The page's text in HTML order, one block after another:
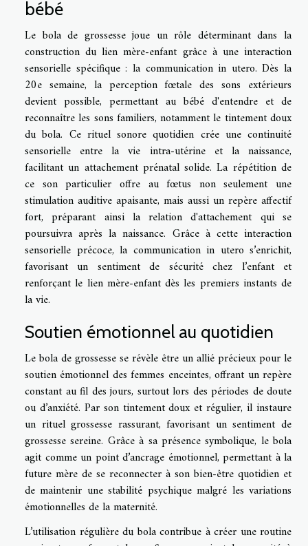
bébé
Le bola de grossesse joue un rôle déterminant dans la
construction du lien mère-enfant grâce à une interaction
sensorielle spécifique : la communication in utero. Dès la
20e semaine, la perception fœtale des sons extérieurs
devient possible, permettant au bébé d'entendre et de
reconnaître les sons familiers, notamment le tintement doux
du bola. Ce rituel sonore quotidien crée une continuité
sensorielle entre la vie intra-utérine et la naissance,
facilitant un attachement prénatal solide. La répétition de
ce son particulier offre au fœtus non seulement une
stimulation auditive apaisante, mais aussi un repère affectif
fort, préparant ainsi la relation d'attachement qui se
poursuivra après la naissance. Grâce à cette interaction
sensorielle précoce, la communication in utero s’enrichit,
favorisant un sentiment de sécurité chez l’enfant et
renforçant le lien mère-enfant dès les premiers instants de
la vie.
Soutien émotionnel au quotidien
Le bola de grossesse se révèle être un allié précieux pour le
soutien émotionnel des femmes enceintes, offrant un repère
constant au fil des jours, surtout lors des périodes de doute
ou d’anxiété. Par son tintement doux et régulier, il instaure
un rituel grossesse rassurant, favorisant un sentiment de
grossesse sereine. Grâce à sa présence symbolique, le bola
agit comme un point d’ancrage émotionnel, permettant à la
future mère de se reconnecter à son bien-être quotidien et
de maintenir une stabilité psychique malgré les variations
émotionnelles de la maternité.
L’utilisation régulière du bola contribue à créer une routine